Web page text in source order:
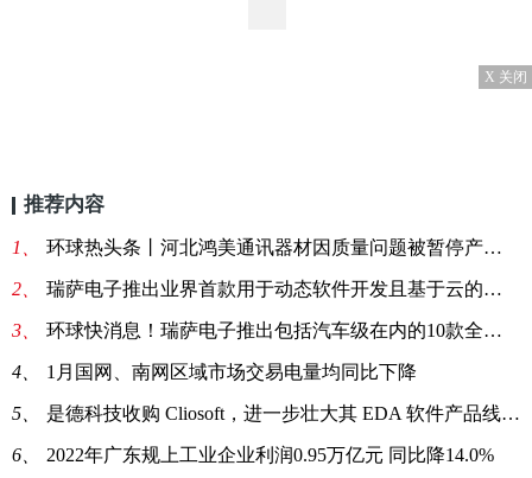
X 关闭
推荐内容
1、 环球热头条丨河北鸿美通讯器材因质量问题被暂停产品中标资格1年
2、 瑞萨电子推出业界首款用于动态软件开发且基于云的系统开发工具Quick-Connect Studio
3、 环球快消息！瑞萨电子推出包括汽车级在内的10款全新成功产品组合
4、 1月国网、南网区域市场交易电量均同比下降
5、 是德科技收购 Cliosoft，进一步壮大其 EDA 软件产品线-焦点热讯
6、 2022年广东规上工业企业利润0.95万亿元 同比降14.0%